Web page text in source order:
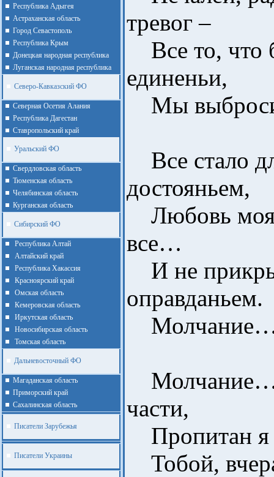
Республика Адыгея
Астраханская область
Город Севастополь
Республика Крым
Донецкая народная республика
Луганская народная республика
Северо-Кавказский ФО
Северная Осетия Алания
Республика Дагестан
Ставропольский край
Уральский ФО
Cвердловская область
Тюменская область
Челябинская область
Курганская область
Сибирский ФО
Республика Алтай
Алтайcкий край
Республика Хакассия
Красноярский край
Омская область
Кемеровская область
Иркутская область
Новосибирская область
Томская область
Дальневосточный ФО
Магаданская область
Приморский край
Cахалинская область
Писатели Зарубежья
Писатели Украины
тревог –
Все то, что
единеньи,
Мы
Все стало
достояньем,
Любовь
все…
И не
оправданьем.
Молчание…
Молчание…
части,
Пропитан я
Тобой,